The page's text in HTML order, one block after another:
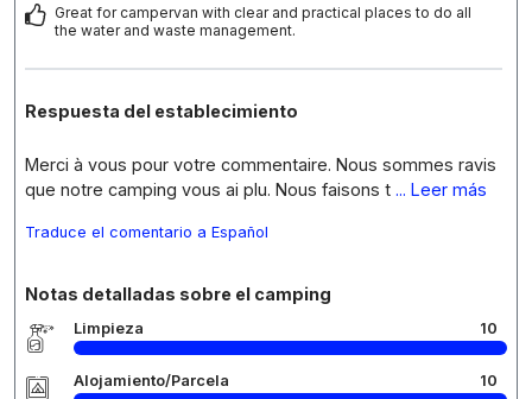
Great for campervan with clear and practical places to do all
the water and waste management.
Respuesta del establecimiento
Merci à vous pour votre commentaire. Nous sommes ravis
que notre camping vous ai plu. Nous faisons t ... Leer más
Traduce el comentario a Español
Notas detalladas sobre el camping
Limpieza 10
Alojamiento/Parcela 10